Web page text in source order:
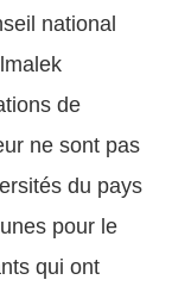
national
de
ne sont pas
du pays
pour le
qui ont